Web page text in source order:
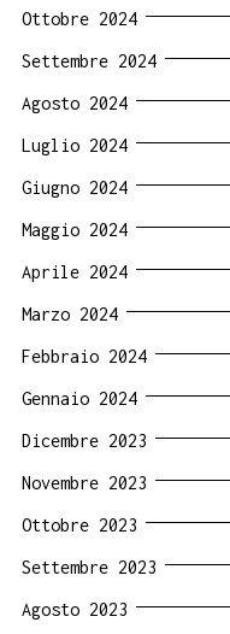
Ottobre 2024
Settembre 2024
Agosto 2024
Luglio 2024
Giugno 2024
Maggio 2024
Aprile 2024
Marzo 2024
Febbraio 2024
Gennaio 2024
Dicembre 2023
Novembre 2023
Ottobre 2023
Settembre 2023
Agosto 2023